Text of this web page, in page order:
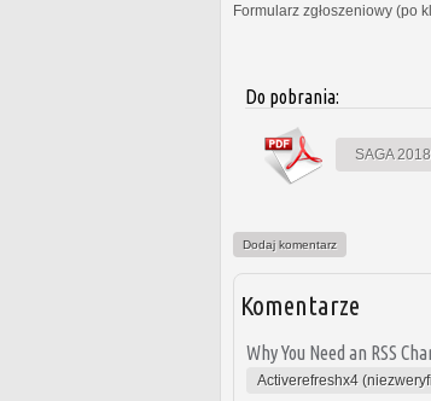
Formularz zgłoszeniowy (po
Do pobrania:
SAGA
Dodaj komentarz
Komentarze
Why You Need an RSS
Activerefreshx4